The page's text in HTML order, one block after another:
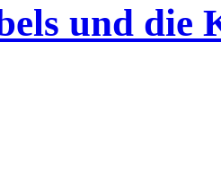
und die